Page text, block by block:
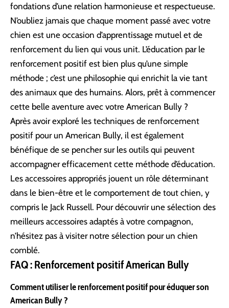
fondations d’une relation harmonieuse et respectueuse.
N’oubliez jamais que chaque moment passé avec votre
chien est une occasion d’apprentissage mutuel et de
renforcement du lien qui vous unit. L’éducation par le
renforcement positif est bien plus qu’une simple
méthode ; c’est une philosophie qui enrichit la vie tant
des animaux que des humains. Alors, prêt à commencer
cette belle aventure avec votre American Bully ?
Après avoir exploré les techniques de renforcement
positif pour un American Bully, il est également
bénéfique de se pencher sur les outils qui peuvent
accompagner efficacement cette méthode d’éducation.
Les accessoires appropriés jouent un rôle déterminant
dans le bien-être et le comportement de tout chien, y
compris le Jack Russell. Pour découvrir une sélection des
meilleurs accessoires adaptés à votre compagnon,
n’hésitez pas à visiter notre sélection pour un chien
comblé.
FAQ : Renforcement positif American Bully
Comment utiliser le renforcement positif pour éduquer son
American Bully ?